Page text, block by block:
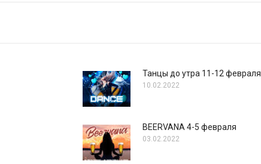
Танцы до утра 11-12 февраля
10.02.2022
BEERVANA 4-5 февраля
03.02.2022